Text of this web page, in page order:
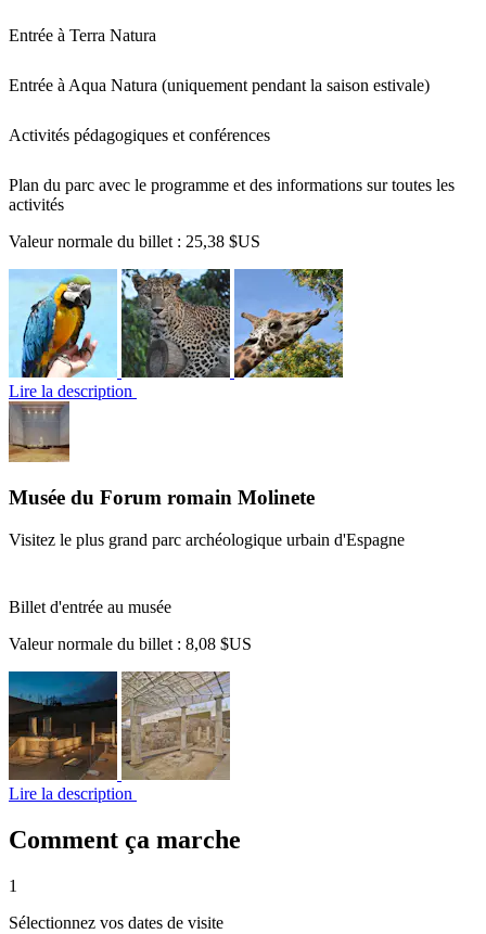
Entrée à Terra Natura
Entrée à Aqua Natura (uniquement pendant la saison estivale)
Activités pédagogiques et conférences
Plan du parc avec le programme et des informations sur toutes les
activités
Valeur normale du billet : 25,38 $US
Lire la description
Musée du Forum romain Molinete
Visitez le plus grand parc archéologique urbain d'Espagne
Billet d'entrée au musée
Valeur normale du billet : 8,08 $US
Lire la description
Comment ça marche
1
Sélectionnez vos dates de visite